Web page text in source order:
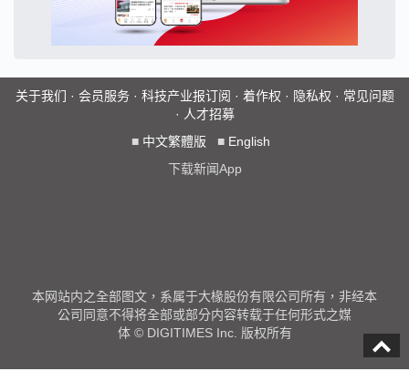
关于我们 · 会员服务· 科技产业报订阅 · 着作权 · 隐私权 · 常见问题
· 人才招募
■ 中文繁體版 ■ English
下载新闻App
本网站内之全部图文，系属于大椽股份有限公司所有，非经本
公司同意不得将全部或部分内容转载于任何形式之媒
体 © DIGITIMES Inc. 版权所有